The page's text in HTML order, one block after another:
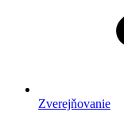
Zverejňovanie